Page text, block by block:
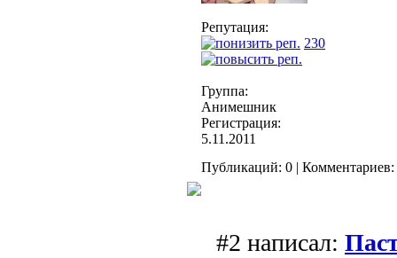
Репутация:
230
Группа:
Анимешник
Регистрация:
5.11.2011
Публикаций: 0 | Комментариев:
#2 написал: